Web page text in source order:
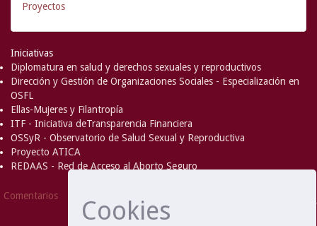
Cookies
Proyectos
Iniciativas
Diplomatura en salud y derechos sexuales y reproductivos
Dirección y Gestión de Organizaciones Sociales - Especialización en
OSFL
Ellas-Mujeres y Filantropía
ITF - Iniciativa deTransparencia Financiera
OSSyR - Observatorio de Salud Sexual y Reproductiva
Proyecto ATICA
REDAAS - Red de Acceso al Aborto Seguro
Comentarios
2008 MITandHewlett-Packard
- Extensión mantenida y
optimizado por